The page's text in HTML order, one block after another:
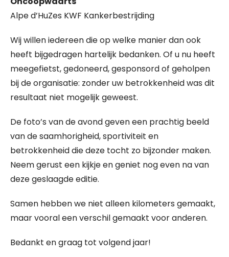
Alpe d’HuZes KWF Kankerbestrijding
Wij willen iedereen die op welke manier dan ook
heeft bijgedragen hartelijk bedanken. Of u nu heeft
meegefietst, gedoneerd, gesponsord of geholpen
bij de organisatie: zonder uw betrokkenheid was dit
resultaat niet mogelijk geweest.
De foto’s van de avond geven een prachtig beeld
van de saamhorigheid, sportiviteit en
betrokkenheid die deze tocht zo bijzonder maken.
Neem gerust een kijkje en geniet nog even na van
deze geslaagde editie.
Samen hebben we niet alleen kilometers gemaakt,
maar vooral een verschil gemaakt voor anderen.
Bedankt en graag tot volgend jaar!